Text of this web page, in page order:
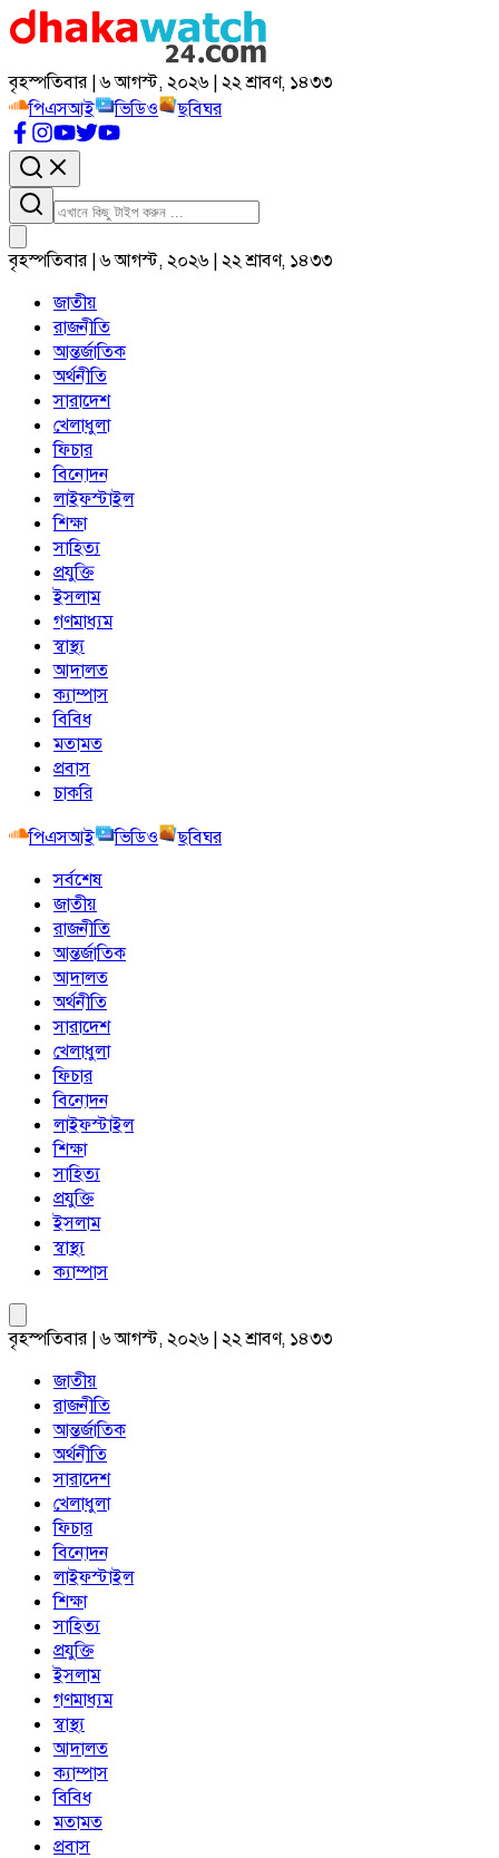
বৃহস্পতিবার | ৬ আগস্ট, ২০২৬ | ২২ শ্রাবণ, ১৪৩৩
পিএসআই
ভিডিও ছবিঘর
বৃহস্পতিবার | ৬ আগস্ট, ২০২৬ | ২২ শ্রাবণ, ১৪৩৩
জাতীয়
রাজনীতি
আন্তর্জাতিক
অর্থনীতি
সারাদেশ
খেলাধুলা
ফিচার
বিনোদন
লাইফস্টাইল
শিক্ষা
সাহিত্য
প্রযুক্তি
ইসলাম
গণমাধ্যম
স্বাস্থ্য
আদালত
ক্যাম্পাস
বিবিধ
মতামত
প্রবাস
চাকরি
পিএসআই
ভিডিও
ছবিঘর
সর্বশেষ
জাতীয়
রাজনীতি
আন্তর্জাতিক
আদালত
অর্থনীতি
সারাদেশ
খেলাধুলা
ফিচার
বিনোদন
লাইফস্টাইল
শিক্ষা
সাহিত্য
প্রযুক্তি
ইসলাম
স্বাস্থ্য
ক্যাম্পাস
বৃহস্পতিবার | ৬ আগস্ট, ২০২৬ | ২২ শ্রাবণ, ১৪৩৩
জাতীয়
রাজনীতি
আন্তর্জাতিক
অর্থনীতি
সারাদেশ
খেলাধুলা
ফিচার
বিনোদন
লাইফস্টাইল
শিক্ষা
সাহিত্য
প্রযুক্তি
ইসলাম
গণমাধ্যম
স্বাস্থ্য
আদালত
ক্যাম্পাস
বিবিধ
মতামত
প্রবাস